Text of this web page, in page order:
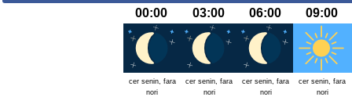
00:00 03:00 06:00 09:00
cer senin, fara
nori
cer senin, fara
nori
cer senin, fara
nori
cer senin, fara
nori